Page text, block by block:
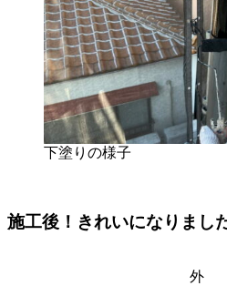
下塗りの様子
施工後！きれいになりまし
外